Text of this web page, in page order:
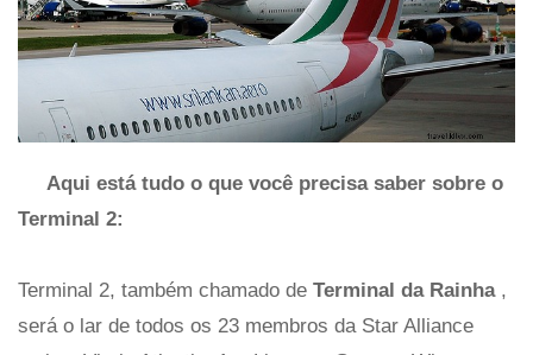
Aqui está tudo o que você precisa saber sobre o
Terminal 2:
Terminal 2, também chamado de Terminal da Rainha ,
será o lar de todos os 23 membros da Star Alliance